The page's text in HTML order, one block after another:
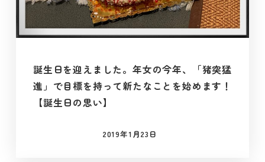
誕生日を迎えました。年女の今年、「猪突猛
進」で目標を持って新たなことを始めます！
【誕生日の思い】
投稿日
2019年1月23日